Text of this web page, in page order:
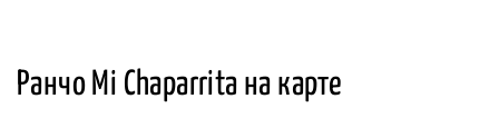
Ранчо Mi Chaparrita на карте